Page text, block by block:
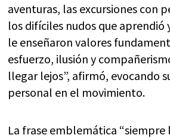
aventuras, las excursiones con
los difíciles nudos que aprendió
le enseñaron valores
esfuerzo, ilusión y
llegar lejos”, afirmó, evocando
personal en el movimiento.
La frase emblemática “siempre